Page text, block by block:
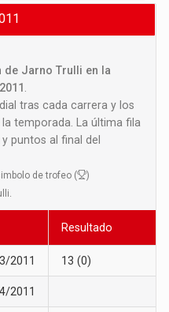
de Jarno Trulli en la
tras cada carrera y los
temporada. La última fila
puntos al final del
de trofeo (
)
Resultado
2011 13 (0)
2011